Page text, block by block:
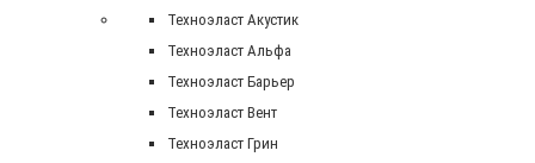
Техноэласт Акустик
Техноэласт Альфа
Техноэласт Барьер
Техноэласт Вент
Техноэласт Грин